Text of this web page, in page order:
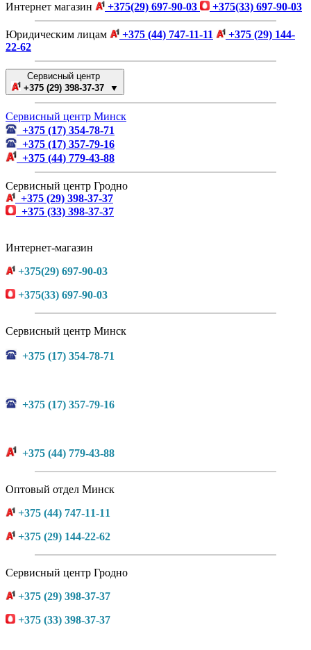
Интернет магазин +375(29) 697-90-03 +375(33) 697-90-03
Юридическим лицам +375 (44) 747-11-11
+375 (29) 144-
22-62
Сервисный центр
+375 (29) 398-37-37 ▼
Сервисный центр Минск
+375 (17) 354-78-71
+375 (17) 357-79-16
+375 (44) 779-43-88
Сервисный центр Гродно
+375 (29) 398-37-37
+375 (33) 398-37-37
Интернет-магазин
+375(29) 697-90-03
+375(33) 697-90-03
Сервисный центр Минск
+375 (17) 354-78-71
+375 (17) 357-79-16
+375 (44) 779-43-88
Оптовый отдел Минск
+375 (44) 747-11-11
+375 (29) 144-22-62
Сервисный центр Гродно
+375 (29) 398-37-37
+375 (33) 398-37-37